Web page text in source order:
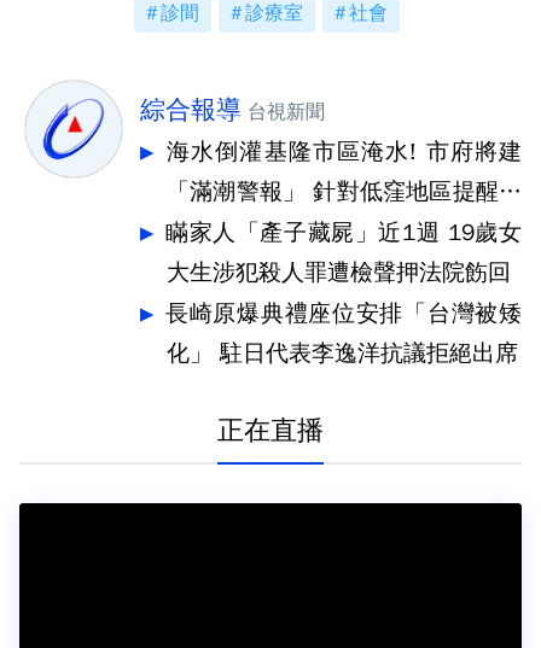
診間 診療室 社會
綜合報導 台視新聞
海水倒灌基隆市區淹水! 市府將建
「滿潮警報」 針對低窪地區提醒防
汛
瞞家人「產子藏屍」近1週 19歲女
大生涉犯殺人罪遭檢聲押法院飭回
長崎原爆典禮座位安排「台灣被矮
化」 駐日代表李逸洋抗議拒絕出席
正在直播